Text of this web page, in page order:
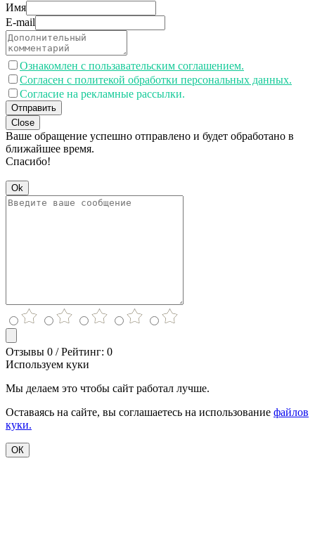
Имя
E-mail
Ознакомлен с пользавательским соглашением.
Согласен с политекой обработки персональных данных.
Согласие на рекламные рассылки.
Отправить
Close
Ваше обращение успешно отправлено и будет обработано в
ближайшее время.
Спасибо!
Ok
Отзывы 0 / Рейтинг: 0
Используем куки
Мы делаем это чтобы сайт работал лучше.
Оставаясь на сайте, вы соглашаетесь на использование файлов
куки.
ОК